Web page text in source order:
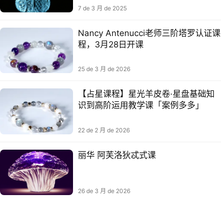
7 de 3 月 de 2025
Nancy Antenucci老师三阶塔罗认证课
程，3月28日开课
25 de 3 月 de 2026
【占星课程】星光羊皮卷·星盘基础知
识到高阶运用教学课「案例多多」
22 de 2 月 de 2026
丽华 阿芙洛狄忒式课
26 de 3 月 de 2026